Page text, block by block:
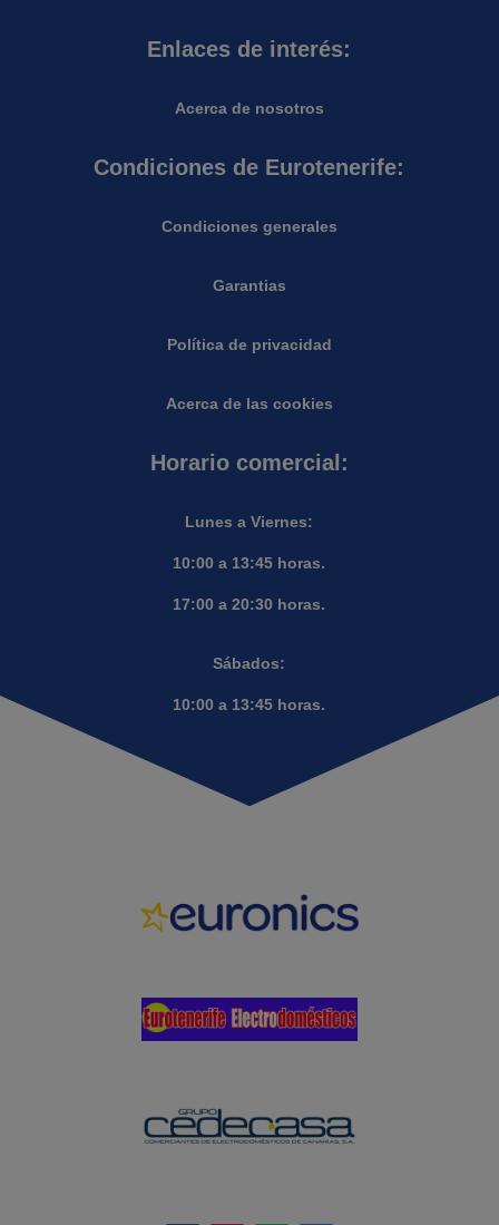
Enlaces de interés:
Acerca de nosotros
Condiciones de Eurotenerife:
Condiciones generales
Garantias
Política de privacidad
Acerca de las cookies
Horario comercial:
Lunes a Viernes:
10:00 a 13:45 horas.
17:00 a 20:30 horas.
Sábados:
10:00 a 13:45 horas.